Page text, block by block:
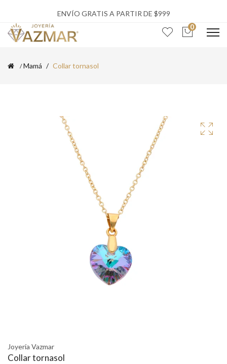
ENVÍO GRATIS A PARTIR DE $999
0
Mamá Collar tornasol
Joyería Vazmar
Collar tornasol